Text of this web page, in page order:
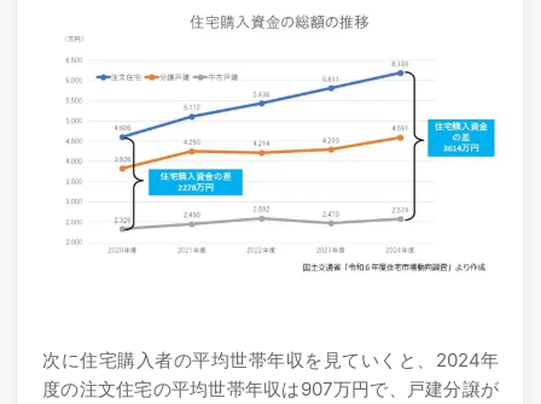
次に住宅購入者の平均世帯年収を見ていくと、2024年
度の注文住宅の平均世帯年収は907万円で、戸建分譲が